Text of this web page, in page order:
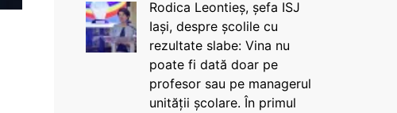
Rodica Leontieș, șefa ISJ
Iași, despre școlile cu
rezultate slabe: Vina nu
poate fi dată doar pe
profesor sau pe managerul
unității școlare. În primul